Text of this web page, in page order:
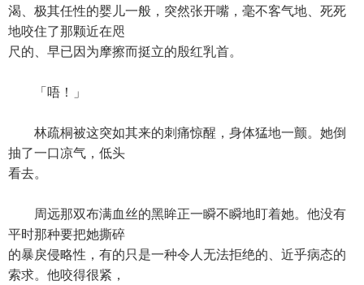
渴、极其任性的婴儿一般，突然张开嘴，毫不客气地、死死
地咬住了那颗近在咫
尺的、早已因为摩擦而挺立的殷红乳首。
「唔！」
林疏桐被这突如其来的刺痛惊醒，身体猛地一颤。她倒
抽了一口凉气，低头
看去。
周远那双布满血丝的黑眸正一瞬不瞬地盯着她。他没有
平时那种要把她撕碎
的暴戾侵略性，有的只是一种令人无法拒绝的、近乎病态的
索求。他咬得很紧，